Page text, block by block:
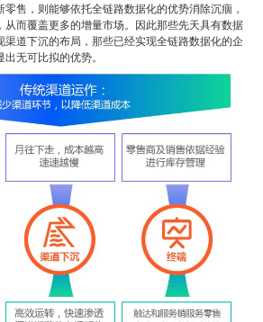
售，则能够依托全链路数据化的优势消除沉痼，
从而覆盖更多的增量市场。因此那些先天具有数据
渠道下沉的布局，那些已经实现全链路数据化的企
无可比拟的优势。